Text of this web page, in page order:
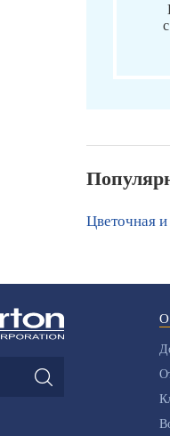
Цветочная